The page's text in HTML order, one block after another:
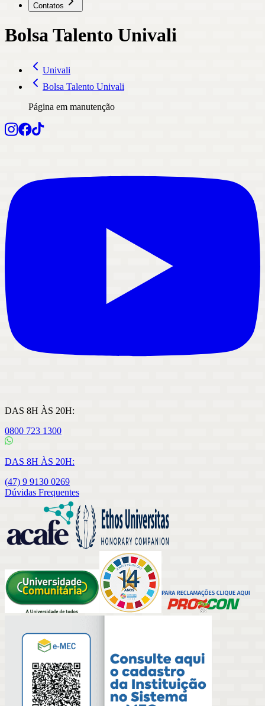
Contatos
Bolsa Talento Univali
Univali
Bolsa Talento Univali
Página em manutenção
DAS 8H ÀS 20H:
0800 723 1300
DAS 8H ÀS 20H:
(47) 9 9130 0269
Dúvidas Frequentes